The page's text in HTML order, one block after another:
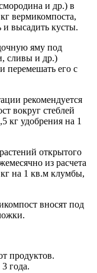
и др.) в
вермикомпоста,
и высадить кусты.
яму под
сливы и др.)
перемешать его с
рекомендуется
вокруг стеблей
кг удобрения на 1
открытого
из расчета
на 1 кв.м клумбы,
вносят под
продуктов.
года.